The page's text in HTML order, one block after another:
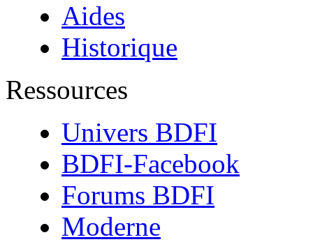
Aides
Historique
Ressources
Univers BDFI
BDFI-Facebook
Forums BDFI
Moderne